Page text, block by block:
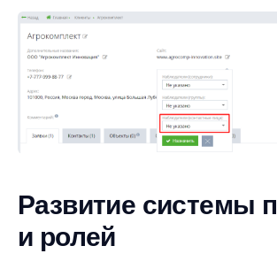
Развитие системы
и ролей